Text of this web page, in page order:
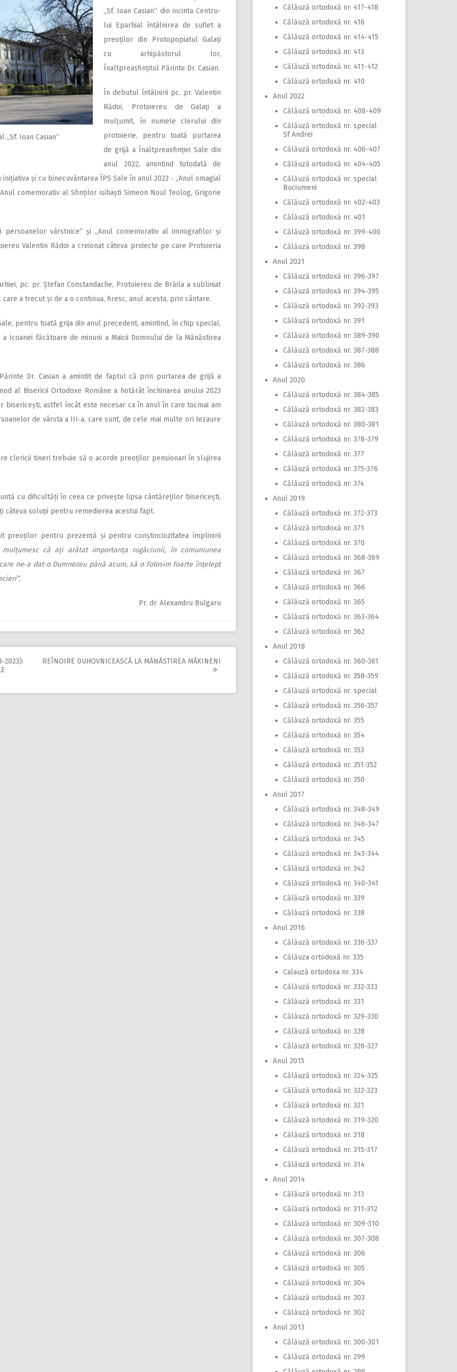
Ioan Casian“
„Sf. Ioan Casian“ din incinta Centru­
lui Eparhial întâlnirea de suflet a
preoților din Protopopiatul Galați
cu arhipăstorul lor,
Înaltpreasfințitul Părinte Dr. Casian.
În debutul întâlnirii pc. pr. Valentin
Rădoi, Protoiereu de Galați a
mulțumit, în numele clerului din
protoierie, pentru toată purtarea
de grijă a Înaltpreasfinției Sale din
anul 2022, amintind totodată de
și cu binecuvântarea ÎPS Sale în anul 2022 ‑ „Anul omagial
comemorativ al Sfinților isihaști Simeon Noul Teolog, Grigorie
vârstnice“ și „Anul comemorativ al imnografilor și
Valentin Rădoi a creionat câteva proiecte pe care Protoieria
pc. pr. Ștefan Constandache, Protoiereu de Brăila a subliniat
a trecut și de a o continua, firesc, anul acesta, prin cântare.
pentru toată grija din anul precedent, amintind, în chip special,
Icoanei făcătoare de minuni a Maicii Domnului de la Mănăstirea
Dr. Casian a amintit de faptul că prin purtarea de grijă a
al Bisericii Ortodoxe Române a hotărât închinarea anului 2023
astfel încât este necesar ca în anul în care tocmai am
de vârsta a III‑a, care sunt, de cele mai multe ori tezaure
clericii tineri trebuie să o acorde preoților pensionari în slujirea
cu dificultăți în ceea ce privește lipsa cântăreților bisericești,
câteva soluții pentru remedierea acestui fapt.
preoților pentru prezență și pentru con­știnciozitatea împlinirii
mulțumesc că ați arătat importanța rugăciunii, în comuniunea
ne‑a dat‑o Dumnezeu până acum, să o folosim foarte înțelept
Pr. dr. Alexandru Bulgaru
REÎNOIRE DUHOVNICEASCĂ LA MĂNĂSTIREA MĂXINENI
Călăuză ortodoxă nr. 417-418
Călăuză ortodoxă nr. 416
Călăuză ortodoxă nr. 414-415
Călăuză ortodoxă nr. 413
Călăuză ortodoxă nr. 411-412
Călăuză ortodoxă nr. 410
Anul 2022
Călăuză ortodoxă nr. 408-409
Călăuză ortodoxă nr. special
Sf Andrei
Călăuză ortodoxă nr. 406-407
Călăuză ortodoxă nr. 404-405
Călăuză ortodoxă nr. special
Buciumeni
Călăuză ortodoxă nr. 402-403
Călăuză ortodoxă nr. 401
Călăuză ortodoxă nr. 399-400
Călăuză ortodoxă nr. 398
Anul 2021
Călăuză ortodoxă nr. 396-397
Călăuză ortodoxă nr. 394-395
Călăuză ortodoxă nr. 392-393
Călăuză ortodoxă nr. 391
Călăuză ortodoxă nr. 389-390
Călăuză ortodoxă nr. 387-388
Călăuză ortodoxă nr. 386
Anul 2020
Călăuză ortodoxă nr. 384-385
Călăuză ortodoxă nr. 382-383
Călăuză ortodoxă nr. 380-381
Călăuză ortodoxă nr. 378-379
Călăuză ortodoxă nr. 377
Călăuză ortodoxă nr. 375-376
Călăuză ortodoxă nr. 374
Anul 2019
Călăuză ortodoxă nr. 372-373
Călăuză ortodoxă nr. 371
Călăuză ortodoxă nr. 370
Călăuză ortodoxă nr. 368-369
Călăuză ortodoxă nr. 367
Călăuză ortodoxă nr. 366
Călăuză ortodoxă nr. 365
Călăuză ortodoxă nr. 363-364
Călăuză ortodoxă nr. 362
Anul 2018
Călăuză ortodoxă nr. 360-361
Călăuză ortodoxă nr. 358-359
Călăuză ortodoxă nr. special
Călăuză ortodoxă nr. 356-357
Călăuză ortodoxă nr. 355
Călăuză ortodoxă nr. 354
Călăuză ortodoxă nr. 353
Călăuză ortodoxă nr. 351-352
Călăuză ortodoxă nr. 350
Anul 2017
Călăuză ortodoxă nr. 348-349
Călăuză ortodoxă nr. 346-347
Călăuză ortodoxă nr. 345
Călăuză ortodoxă nr. 343-344
Călăuză ortodoxă nr. 342
Călăuză ortodoxă nr. 340-341
Călăuză ortodoxă nr. 339
Călăuză ortodoxă nr. 338
Anul 2016
Călăuză ortodoxă nr. 336-337
Călăuza ortodoxă nr. 335
Calauză ortodoxa nr. 334
Călăuză ortodoxă nr. 332-333
Călăuză ortodoxă nr. 331
Călăuză ortodoxă nr. 329-330
Călăuză ortodoxă nr. 328
Călăuză ortodoxă nr. 326-327
Anul 2015
Călăuză ortodoxă nr. 324-325
Călăuză ortodoxă nr. 322-323
Călăuză ortodoxă nr. 321
Călăuză ortodoxă nr. 319-320
Călăuză ortodoxă nr. 318
Călăuză ortodoxă nr. 315-317
Călăuză ortodoxă nr. 314
Anul 2014
Călăuză ortodoxă nr. 313
Călăuză ortodoxă nr. 311-312
Călăuză ortodoxă nr. 309-310
Călăuză ortodoxă nr. 307-308
Călăuză ortodoxă nr. 306
Călăuză ortodoxă nr. 305
Călăuză ortodoxă nr. 304
Călăuză ortodoxă nr. 303
Călăuză ortodoxă nr. 302
Anul 2013
Călăuză ortodoxă nr. 300-301
Călăuză ortodoxă nr. 299